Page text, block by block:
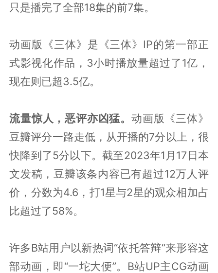
只是播完了全部18集的前7集。
动画版《三体》是《三体》IP的第一部正
式影视化作品，3小时播放量超过了1亿，
现在则已超3.5亿。
流量惊人，恶评亦凶猛。动画版《三体》
豆瓣评分一路走低，从开播的7分以上，很
快降到了5分以下。截至2023年1月17日本
文发稿，豆瓣该条内容已有超过12万人评
价，分数为4.6，打1星与2星的观众相加占
比超过了58%。
许多B站用户以新热词“依托答辩”来形容这
部动画，即“一坨大便”。B站UP主CG动画